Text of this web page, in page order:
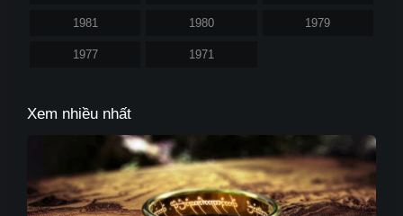
1981 1980 1979
1977 1971
Xem nhiều nhất